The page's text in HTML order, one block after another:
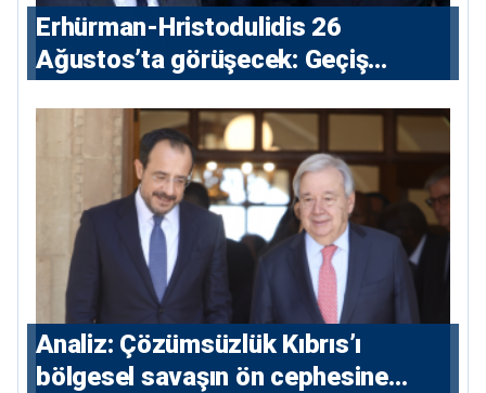
Erhürman-Hristodulidis 26
Ağustos’ta görüşecek: Geçiş
Analiz: Çözümsüzlük Kıbrıs’ı
bölgesel savaşın ön cephesine